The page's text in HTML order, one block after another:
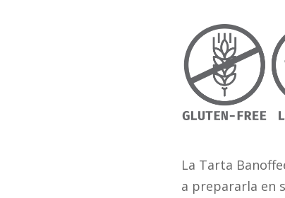
La Tarta
a prepararla en